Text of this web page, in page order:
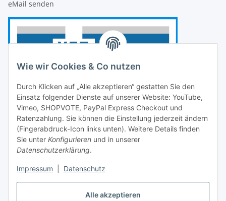
Alle akzeptieren
Wie wir Cookies & Co nutzen
Durch Klicken auf „Alle akzeptieren“ gestatten Sie den
Einsatz folgender Dienste auf unserer Website: YouTube,
Vimeo, SHOPVOTE, PayPal Express Checkout und
Ratenzahlung. Sie können die Einstellung jederzeit ändern
(Fingerabdruck-Icon links unten). Weitere Details finden
Sie unter Konfigurieren und in unserer
Datenschutzerklärung.
Impressum Datenschutz
eMail senden
Vertrag widerrufen